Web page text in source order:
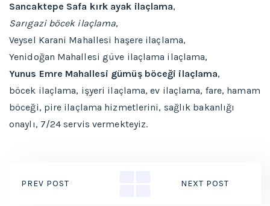
Sancaktepe Safa kırk ayak ilaçlama,
Sarıgazi böcek ilaçlama,
Veysel Karani Mahallesi haşere ilaçlama,
Yenidoğan Mahallesi güve ilaçlama ilaçlama,
Yunus Emre Mahallesi gümüş böceği ilaçlama,
böcek ilaçlama, işyeri ilaçlama, ev ilaçlama, fare, hamam
böceği, pire ilaçlama hizmetlerini, sağlık bakanlığı
onaylı, 7/24 servis vermekteyiz.
PREV POST NEXT POST